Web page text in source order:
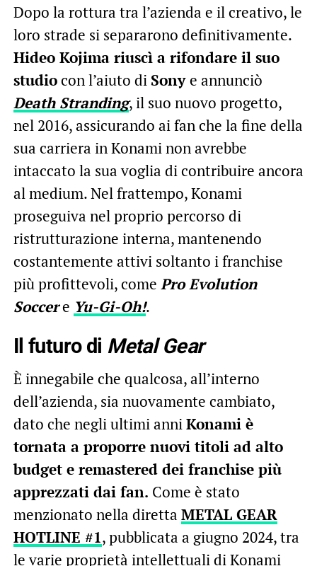
Dopo la rottura tra l’azienda e il creativo, le
loro strade si separarono definitivamente.
Hideo Kojima riuscì a rifondare il suo
studiocon l’aiuto di Sonye annunciò
Death Stranding, il suo nuovo progetto,
nel 2016, assicurando ai fan che la fine della
sua carriera in Konami non avrebbe
intaccato la sua voglia di contribuire ancora
al medium. Nel frattempo, Konami
proseguiva nel proprio percorso di
ristrutturazione interna, mantenendo
costantemente attivi soltanto i franchise
più profittevoli, come Pro Evolution
Soccere Yu-Gi-Oh!.
Il futuro di Metal Gear
È innegabile che qualcosa, all’interno
dell’azienda, sia nuovamente cambiato,
dato che negli ultimi anni Konami è
tornata a proporre nuovi titoli ad alto
budget e remastered dei franchise più
apprezzati dai fan. Come è stato
menzionato nella diretta METAL GEAR
HOTLINE #1, pubblicata a giugno 2024, tra
le varie proprietà intellettuali di Konami